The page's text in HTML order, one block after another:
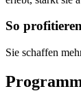
So
Sie schaffen